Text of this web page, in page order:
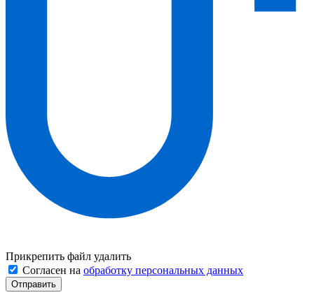
Прикрепить файл удалить
Согласен на обработку персональных данных